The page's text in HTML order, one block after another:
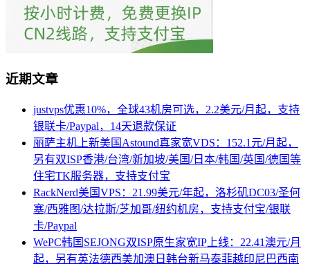
近期文章
justvps优惠10%，全球43机房可选，2.2美元/月起，支持
银联卡/Paypal，14天退款保证
丽萨主机上新美国Astound真家宽VDS：152.1元/月起，
另有双ISP香港/台湾/新加坡/美国/日本/韩国/英国/德国等
住宅TK服务器，支持支付宝
RackNerd美国VPS：21.99美元/年起，洛杉矶DC03/圣何
塞/西雅图/达拉斯/芝加哥/纽约机房，支持支付宝/银联
卡/Paypal
WePC韩国SEJONG双ISP原生家宽IP上线：22.41澳元/月
起，另有英法德西美加澳日韩台新马泰菲越印尼巴西南